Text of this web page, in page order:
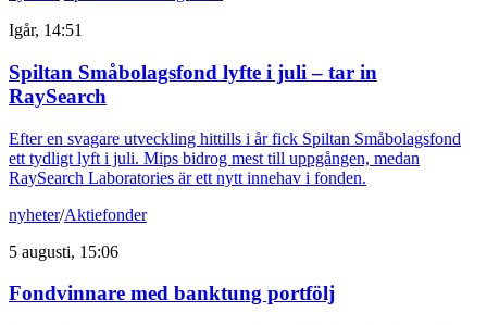
Igår, 14:51
Spiltan Småbolagsfond lyfte i juli – tar in
RaySearch
Efter en svagare utveckling hittills i år fick Spiltan Småbolagsfond
ett tydligt lyft i juli. Mips bidrog mest till uppgången, medan
RaySearch Laboratories är ett nytt innehav i fonden.
nyheter/Aktiefonder
5 augusti, 15:06
Fondvinnare med banktung portfölj